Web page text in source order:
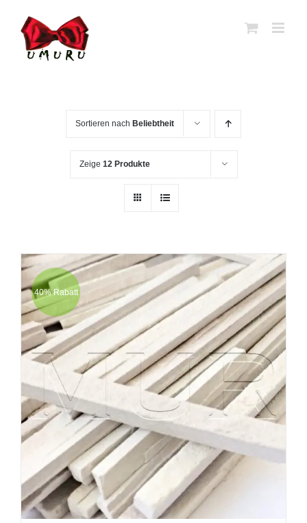
Inhalt
springen
Sortieren nach Beliebtheit
Zeige 12 Produkte
40% Rabatt